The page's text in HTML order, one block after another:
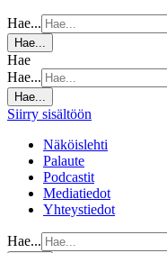
Hae...
Hae...
Hae
Hae...
Hae...
Siirry sisältöön
Näköislehti
Palaute
Podcastit
Mediatiedot
Yhteystiedot
Hae...